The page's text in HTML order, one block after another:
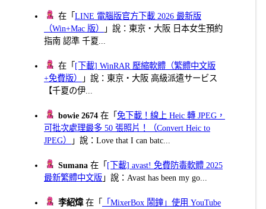
在「LINE 電腦版官方下載 2026 最新版
（Win+Mac 版）
」說：東京・大阪 日本女生預約
指南 認準 千夏...
在「 [下載] WinRAR 壓縮軟體（繁體中文版
+免費版）
」說：東京・大阪 高級派遣サービス
【千夏の伊...
bowie 2674 在「免下載！線上 Heic 轉 JPEG，
可批次處理最多 50 張照片！（Convert Heic to
JPEG）
」說：Love that I can batc...
Sumana 在「 [下載] avast! 免費防毒軟體 2025
最新繁體中文版 」說：Avast has been my go...
李紹煒在「
「MixerBox 鬧鐘」使用 YouTube